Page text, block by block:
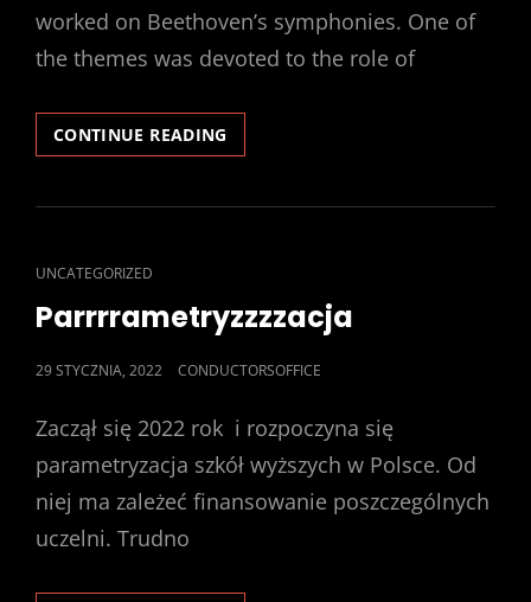
worked on Beethoven’s symphonies. One of
the themes was devoted to the role of
CONTINUE READING
AND
CAT
LINKS
UNCATEGORIZED
Parrrrametryzzzzacja
POSTED
29 STYCZNIA, 2022 CONDUCTORSOFFICE
Zaczął się 2022 rok i rozpoczyna się
parametryzacja szkół wyższych w Polsce. Od
niej ma zależeć finansowanie poszczególnych
uczelni. Trudno